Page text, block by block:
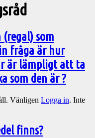
(regal) som
fråga är hur
är lämpligt att ta
som den är ?
Vänligen Logga in. Inte
finns?